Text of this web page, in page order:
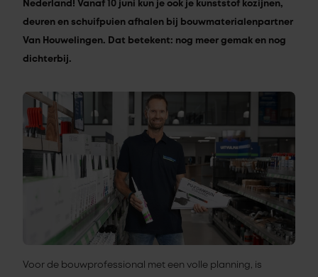
Nederland! Vanaf 10 juni kun je ook je kunststof kozijnen,
deuren en schuifpuien afhalen bij bouwmaterialenpartner
Van Houwelingen. Dat betekent: nog meer gemak en nog
dichterbij.
Voor de bouwprofessional met een volle planning, is